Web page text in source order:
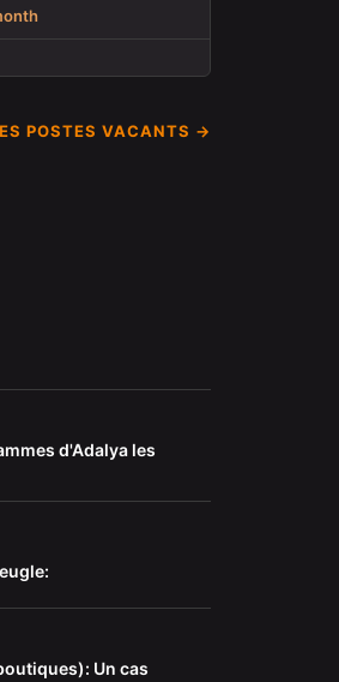
POSTES VACANTS →
d'Adalya les
Un cas